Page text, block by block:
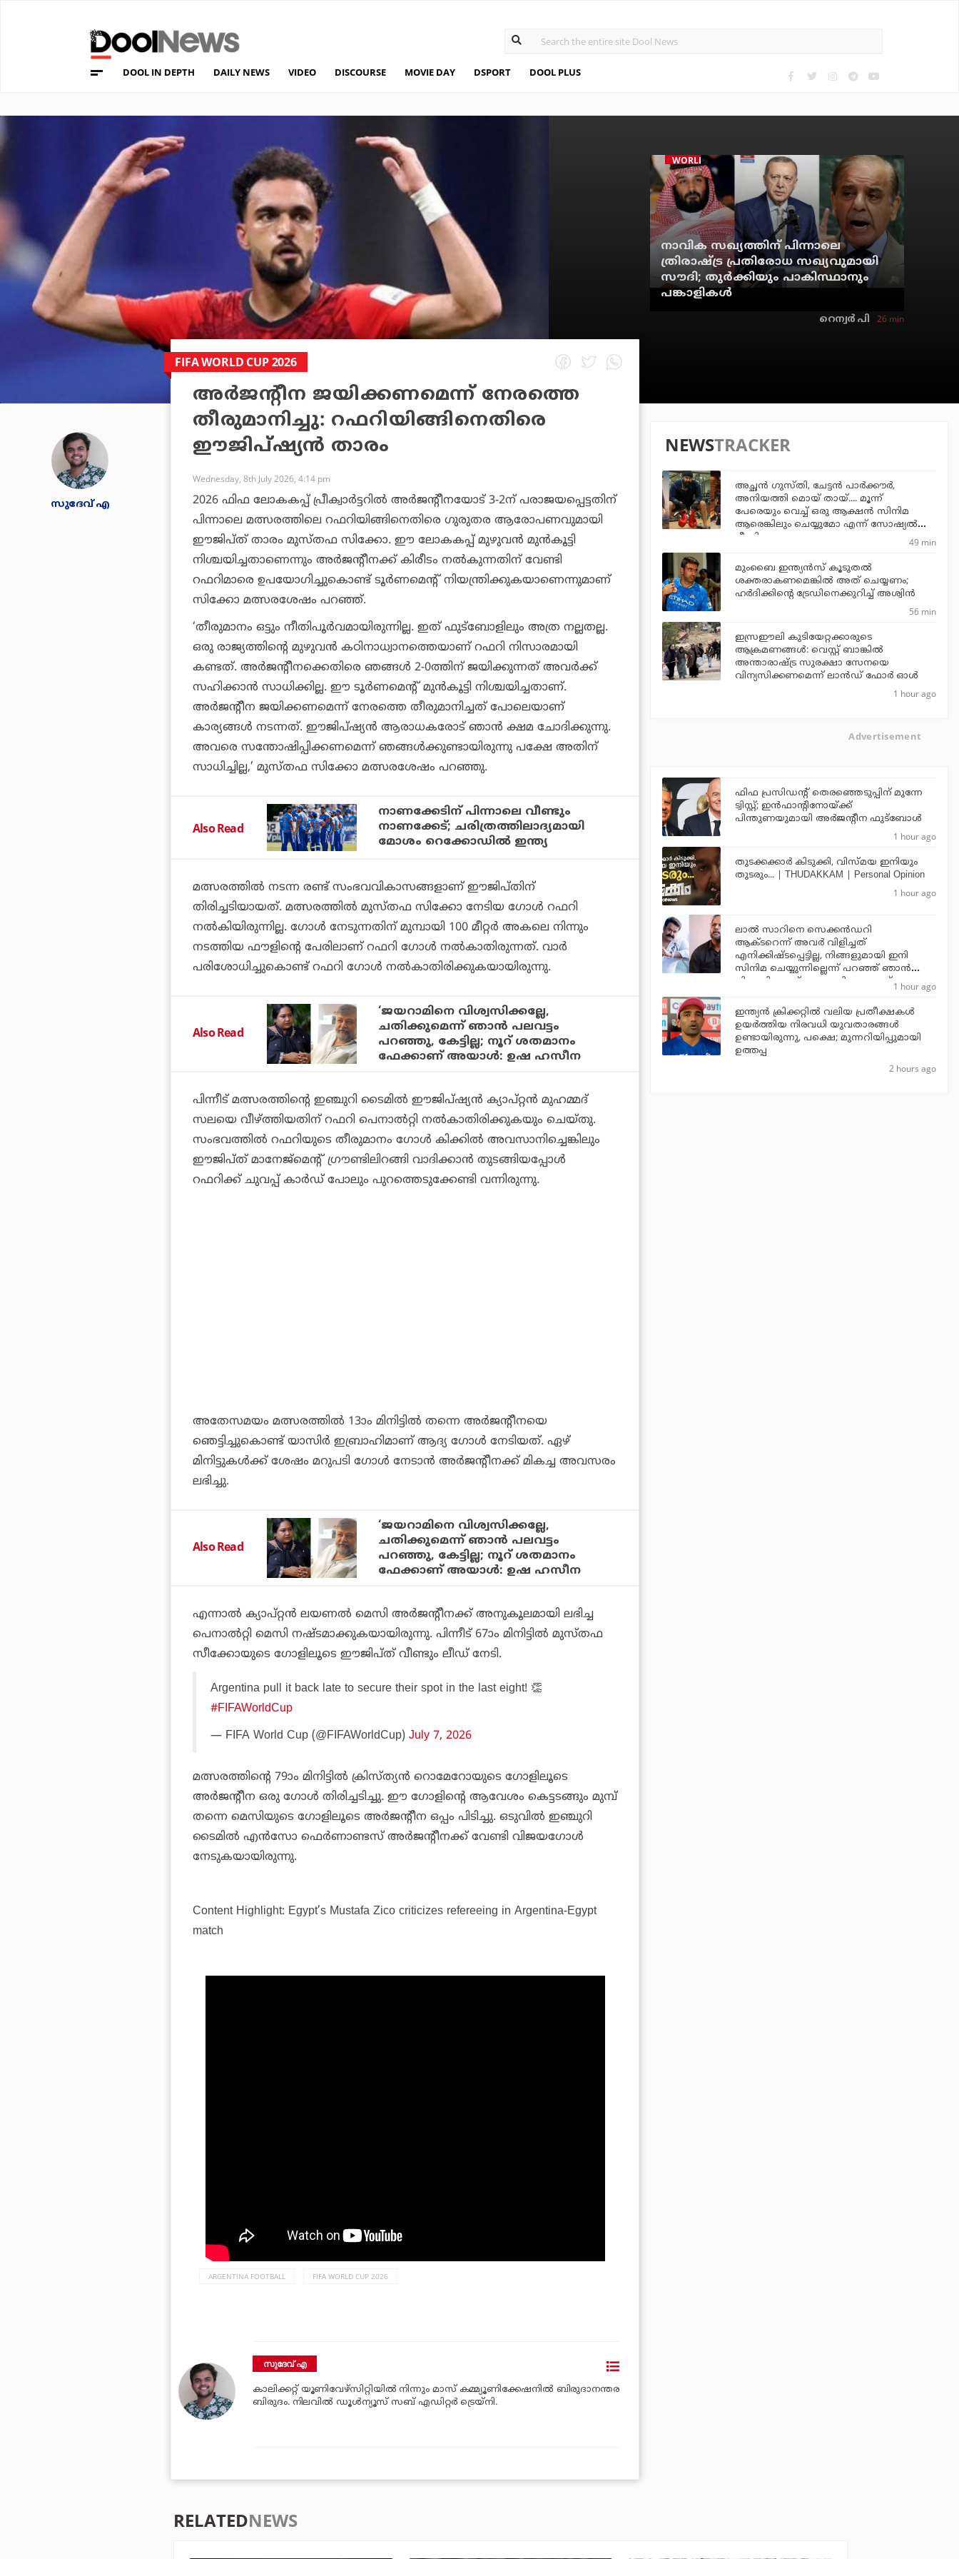
DOOL IN DEPTH DAILY NEWS VIDEO DISCOURSE MOVIE DAY DSPORT DOOL PLUS
WORLD
നാവിക സഖ്യത്തിന് പിന്നാലെ
ത്രിരാഷ്ട്ര പ്രതിരോധ സഖ്യവുമായി
സൗദി; തുര്‍ക്കിയും പാകിസ്ഥാനും
പങ്കാളികള്‍
റെന്വര്‍ പി 26 min
സുദേവ് എ
FIFA WORLD CUP 2026
അര്‍ജന്റീന ജയിക്കണമെന്ന് നേരത്തെ
തീരുമാനിച്ചു: റഫറിയിങ്ങിനെതിരെ
ഈജിപ്ഷ്യന്‍ താരം
Wednesday, 8th July 2026, 4:14 pm
2026 ഫിഫ ലോകകപ്പ് പ്രീക്വാര്‍ട്ടറില്‍ അര്‍ജന്റീനയോട് 3-2ന് പരാജയപ്പെട്ടതിന്
പിന്നാലെ മത്സരത്തിലെ റഫറിയിങ്ങിനെതിരെ ഗുരുതര ആരോപണവുമായി
ഈജിപ്ത് താരം മുസ്തഫ സിക്കോ. ഈ ലോകകപ്പ് മുഴുവന്‍ മുന്‍കൂട്ടി
നിശ്ചയിച്ചതാണെന്നും അര്‍ജന്റീനക്ക് കിരീടം നല്‍കുന്നതിന് വേണ്ടി
റഫറിമാരെ ഉപയോഗിച്ചുകൊണ്ട് ടൂര്‍ണമെന്റ് നിയന്ത്രിക്കുകയാണെന്നുമാണ്
സിക്കോ മത്സരശേഷം പറഞ്ഞ്.
‘തീരുമാനം ഒട്ടും നീതിപൂര്‍വമായിരുന്നില്ല. ഇത് ഫുട്‌ബോളിലും അത്ര നല്ലതല്ല.
ഒരു രാജ്യത്തിന്റെ മുഴുവന്‍ കഠിനാധ്വാനത്തെയാണ് റഫറി നിസാരമായി
കണ്ടത്. അര്‍ജന്റീനക്കെതിരെ ഞങ്ങള്‍ 2-0ത്തിന് ജയിക്കുന്നത് അവര്‍ക്ക്
സഹിക്കാന്‍ സാധിക്കില്ല. ഈ ടൂര്‍ണമെന്റ് മുന്‍കൂട്ടി നിശ്ചയിച്ചതാണ്.
അര്‍ജന്റീന ജയിക്കണമെന്ന് നേരത്തെ തീരുമാനിച്ചത് പോലെയാണ്
കാര്യങ്ങള്‍ നടന്നത്. ഈജിപ്ഷ്യന്‍ ആരാധകരോട് ഞാന്‍ ക്ഷമ ചോദിക്കുന്നു.
അവരെ സന്തോഷിപ്പിക്കണമെന്ന് ഞങ്ങള്‍ക്കുണ്ടായിരുന്നു പക്ഷേ അതിന്
സാധിച്ചില്ല,’ മുസ്തഫ സിക്കോ മത്സരശേഷം പറഞ്ഞു.
Also Read
നാണക്കേടിന് പിന്നാലെ വീണ്ടും
നാണക്കേട്; ചരിത്രത്തിലാദ്യമായി
മോശം റെക്കോഡില്‍ ഇന്ത്യ
മത്സരത്തില്‍ നടന്ന രണ്ട് സംഭവവികാസങ്ങളാണ് ഈജിപ്തിന്
തിരിച്ചടിയായത്. മത്സരത്തില്‍ മുസ്തഫ സിക്കോ നേടിയ ഗോള്‍ റഫറി
നല്‍കിയിരുന്നില്ല. ഗോള്‍ നേടുന്നതിന് മുമ്പായി 100 മീറ്റര്‍ അകലെ നിന്നും
നടത്തിയ ഫൗളിന്റെ പേരിലാണ് റഫറി ഗോള്‍ നല്‍കാതിരുന്നത്. വാര്‍
പരിശോധിച്ചുകൊണ്ട് റഫറി ഗോള്‍ നല്‍കാതിരിക്കുകയായിരുന്നു.
Also Read
‘ജയറാമിനെ വിശ്വസിക്കല്ലേ,
ചതിക്കുമെന്ന് ഞാന്‍ പലവട്ടം
പറഞ്ഞു, കേട്ടില്ല; നൂറ് ശതമാനം
ഫേക്കാണ് അയാള്‍: ഉഷ ഹസീന
പിന്നീട് മത്സരത്തിന്റെ ഇഞ്ചുറി ടൈമില്‍ ഈജിപ്ഷ്യന്‍ ക്യാപ്റ്റന്‍ മുഹമ്മദ്
സലയെ വീഴ്ത്തിയതിന് റഫറി പെനാല്‍റ്റി നല്‍കാതിരിക്കുകയും ചെയ്തു.
സംഭവത്തില്‍ റഫറിയുടെ തീരുമാനം ഗോള്‍ കിക്കില്‍ അവസാനിച്ചെങ്കിലും
ഈജിപ്ത് മാനേജ്മെന്റ് ഗ്രൗണ്ടിലിറങ്ങി വാദിക്കാന്‍ തുടങ്ങിയപ്പോള്‍
റഫറിക്ക് ചുവപ്പ് കാര്‍ഡ് പോലും പുറത്തെടുക്കേണ്ടി വന്നിരുന്നു.
അതേസമയം മത്സരത്തില്‍ 13ാം മിനിട്ടില്‍ തന്നെ അര്‍ജന്റീനയെ
ഞെട്ടിച്ചുകൊണ്ട് യാസിര്‍ ഇബ്രാഹിമാണ് ആദ്യ ഗോള്‍ നേടിയത്. ഏഴ്
മിനിട്ടുകള്‍ക്ക് ശേഷം മറുപടി ഗോള്‍ നേടാന്‍ അര്‍ജന്റീനക്ക് മികച്ച അവസരം
ലഭിച്ചു.
Also Read
‘ജയറാമിനെ വിശ്വസിക്കല്ലേ,
ചതിക്കുമെന്ന് ഞാന്‍ പലവട്ടം
പറഞ്ഞു, കേട്ടില്ല; നൂറ് ശതമാനം
ഫേക്കാണ് അയാള്‍: ഉഷ ഹസീന
എന്നാല്‍ ക്യാപ്റ്റന്‍ ലയണല്‍ മെസി അര്‍ജന്റീനക്ക് അനുകൂലമായി ലഭിച്ച
പെനാല്‍റ്റി മെസി നഷ്ടമാക്കുകയായിരുന്നു. പിന്നീട് 67ാം മിനിട്ടില്‍ മുസ്തഫ
സീക്കോയുടെ ഗോളിലൂടെ ഈജിപ്ത് വീണ്ടും ലീഡ് നേടി.
Argentina pull it back late to secure their spot in the last eight! 👏
#FIFAWorldCup
— FIFA World Cup (@FIFAWorldCup) July 7, 2026
മത്സരത്തിന്റെ 79ാം മിനിട്ടില്‍ ക്രിസ്ത്യന്‍ റൊമേറോയുടെ ഗോളിലൂടെ
അര്‍ജന്റീന ഒരു ഗോള്‍ തിരിച്ചടിച്ചു. ഈ ഗോളിന്റെ ആവേശം കെട്ടടങ്ങും മുമ്പ്
തന്നെ മെസിയുടെ ഗോളിലൂടെ അര്‍ജന്റീന ഒപ്പം പിടിച്ചു. ഒടുവില്‍ ഇഞ്ചുറി
ടൈമില്‍ എന്‍സോ ഫെര്‍ണാണ്ടസ് അര്‍ജന്റീനക്ക് വേണ്ടി വിജയഗോള്‍
നേടുകയായിരുന്നു.
Content Highlight: Egypt’s Mustafa Zico criticizes refereeing in Argentina-Egypt
match
ARGENTINA FOOTBALL FIFA WORLD CUP 2026
സുദേവ് എ
കാലിക്കറ്റ് യൂണിവേഴ്‌സിറ്റിയില്‍ നിന്നും മാസ് കമ്മ്യൂണിക്കേഷനില്‍ ബിരുദാനന്തര
ബിരുദം. നിലവില്‍ ഡൂള്‍ന്യൂസ് സബ് എഡിറ്റര്‍ ട്രെയ്‌നി.
NEWSTRACKER
അച്ഛന്‍ ഗുസ്തി, ചേട്ടന്‍ പാര്‍ക്കൗര്‍,
അനിയത്തി മൊയ് തായ്.... മൂന്ന്
പേരെയും വെച്ച് ഒരു ആക്ഷന്‍ സിനിമ
ആരെങ്കിലും ചെയ്യുമോ എന്ന് സോഷ്യല്‍
മീഡിയ
49 min
മുംബൈ ഇന്ത്യന്‍സ് കൂടുതല്‍
ശക്തരാകണമെങ്കില്‍ അത് ചെയ്യണം;
ഹര്‍ദിക്കിന്റെ ട്രേഡിനെക്കുറിച്ച് അശ്വിന്‍
56 min
ഇസ്രഈലി കുടിയേറ്റക്കാരുടെ
ആക്രമണങ്ങള്‍: വെസ്റ്റ് ബാങ്കില്‍
അന്താരാഷ്ട്ര സുരക്ഷാ സേനയെ
വിന്യസിക്കണമെന്ന് ലാന്‍ഡ് ഫോര്‍ ഓള്‍
1 hour ago
Advertisement
ഫിഫ പ്രസിഡന്റ് തെരഞ്ഞെടുപ്പിന് മുന്നേ
ട്വിസ്റ്റ്; ഇന്‍ഫാന്റിനോയ്ക്ക്
പിന്തുണയുമായി അര്‍ജന്റീന ഫുട്‌ബോള്‍
1 hour ago
തുടക്കക്കാര്‍ കിടുക്കി, വിസ്മയ ഇനിയും
തുടരും... | THUDAKKAM | Personal Opinion
1 hour ago
ലാല്‍ സാറിനെ സെക്കന്‍ഡറി
ആക്ടറെന്ന് അവര്‍ വിളിച്ചത്
എനിക്കിഷ്ടപ്പെട്ടില്ല, നിങ്ങളുമായി ഇനി
സിനിമ ചെയ്യുന്നില്ലെന്ന് പറഞ്ഞ് ഞാന്‍
പിന്മാറി: ജൂഡ് ആന്തണി ജോസഫ്1 hour ago
ഇന്ത്യന്‍ ക്രിക്കറ്റില്‍ വലിയ പ്രതീക്ഷകള്‍
ഉയര്‍ത്തിയ നിരവധി യുവതാരങ്ങള്‍
ഉണ്ടായിരുന്നു, പക്ഷെ; മുന്നറിയിപ്പുമായി
ഉത്തപ്പ
2 hours ago
RELATEDNEWS